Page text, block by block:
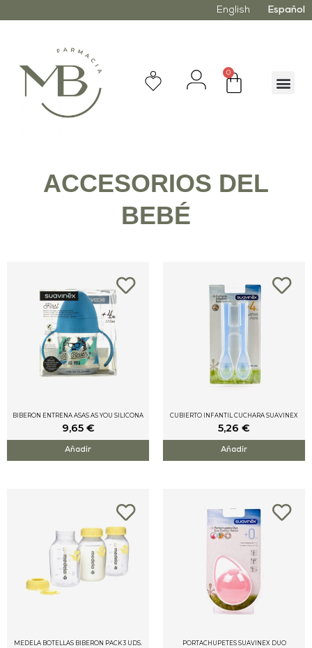
English Español
0
ACCESORIOS DEL
BEBÉ
BIBERON ENTRENA ASAS AS YOU SILICONA
9,65 €
Añadir
CUBIERTO INFANTIL CUCHARA SUAVINEX
5,26 €
Añadir
MEDELA BOTELLAS BIBERON PACK 3 UDS. PORTACHUPETES SUAVINEX DUO